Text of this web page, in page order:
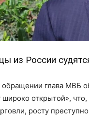
из России
глава МВБ
широко открытой»,
росту